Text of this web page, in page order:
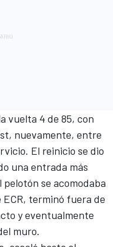
vuelta 4 de 85, con
nuevamente, entre
El reinicio se dio
una entrada más
se acomodaba
ECR, terminó fuera de
y eventualmente
muro.